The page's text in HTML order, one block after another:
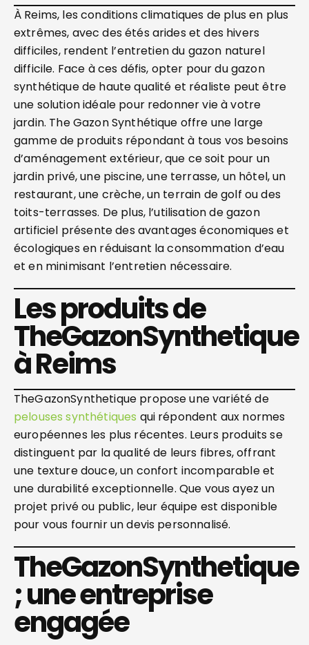
À Reims, les conditions climatiques de plus en plus
extrêmes, avec des étés arides et des hivers
difficiles, rendent l’entretien du gazon naturel
difficile. Face à ces défis, opter pour du gazon
synthétique de haute qualité et réaliste peut être
une solution idéale pour redonner vie à votre
jardin. The Gazon Synthétique offre une large
gamme de produits répondant à tous vos besoins
d’aménagement extérieur, que ce soit pour un
jardin privé, une piscine, une terrasse, un hôtel, un
restaurant, une crèche, un terrain de golf ou des
toits-terrasses. De plus, l’utilisation de gazon
artificiel présente des avantages économiques et
écologiques en réduisant la consommation d’eau
et en minimisant l’entretien nécessaire.
Les produits de
TheGazonSynthetique
à Reims
TheGazonSynthetique propose une variété de
pelouses synthétiques qui répondent aux normes
européennes les plus récentes. Leurs produits se
distinguent par la qualité de leurs fibres, offrant
une texture douce, un confort incomparable et
une durabilité exceptionnelle. Que vous ayez un
projet privé ou public, leur équipe est disponible
pour vous fournir un devis personnalisé.
TheGazonSynthetique
; une entreprise
engagée